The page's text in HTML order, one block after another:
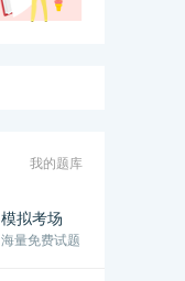
我的题库
模拟考场
海量免费试题